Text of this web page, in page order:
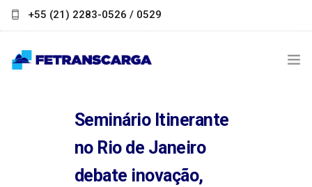
+55 (21) 2283-0526 / 0529
LINKS ÚTEIS
Seminário Itinerante
no Rio de Janeiro
debate inovação,